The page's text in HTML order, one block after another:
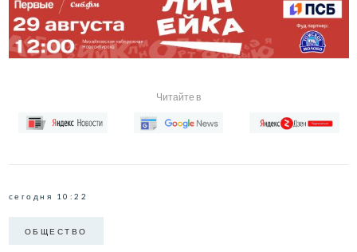
Читайте в
сегодня 10:22
ОБЩЕСТВО